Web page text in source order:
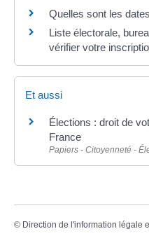
Quelles sont les
Liste électorale,
vérifier votre
Et aussi
Élections : droit de
France
Papiers - Citoyenneté -
© Direction de l'information légale